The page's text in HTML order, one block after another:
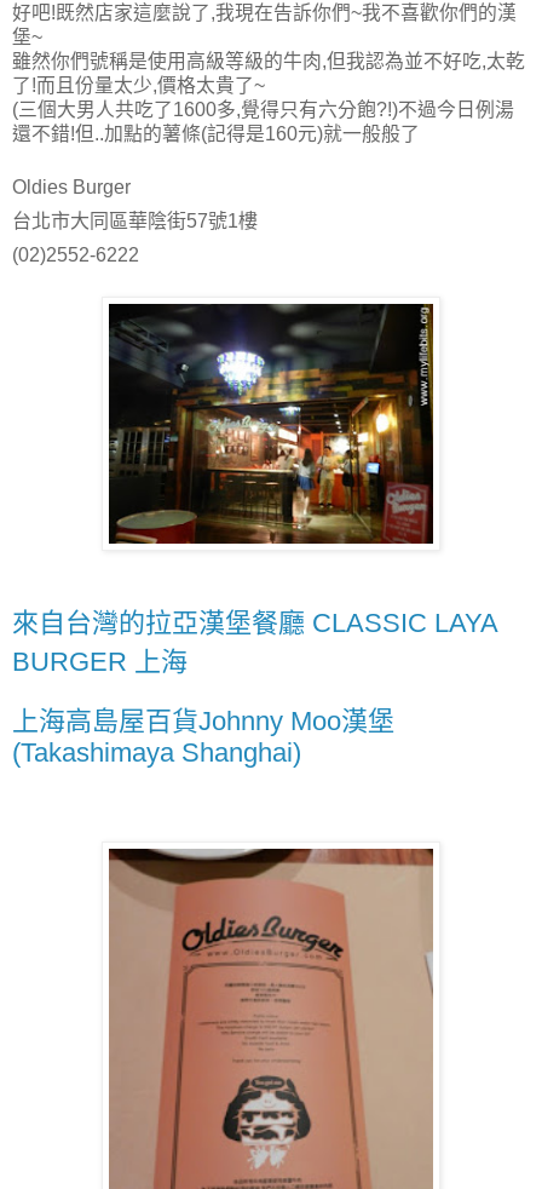
好吧!既然店家這麼說了,我現在告訴你們~我不喜歡你們的漢
堡~
雖然你們號稱是使用高級等級的牛肉,但我認為並不好吃,太乾
了!而且份量太少,價格太貴了~
(三個大男人共吃了1600多,覺得只有六分飽?!)不過今日例湯
還不錯!但..加點的薯條(記得是160元)就一般般了
Oldies Burger
台北市大同區華陰街57號1樓
(02)2552-6222
來自台灣的拉亞漢堡餐廳 CLASSIC LAYA
BURGER 上海
上海高島屋百貨Johnny Moo漢堡
(Takashimaya Shanghai)